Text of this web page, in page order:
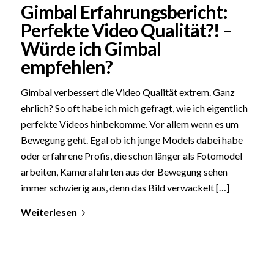
Gimbal Erfahrungsbericht:
Perfekte Video Qualität?! –
Würde ich Gimbal
empfehlen?
Gimbal verbessert die Video Qualität extrem. Ganz
ehrlich? So oft habe ich mich gefragt, wie ich eigentlich
perfekte Videos hinbekomme. Vor allem wenn es um
Bewegung geht. Egal ob ich junge Models dabei habe
oder erfahrene Profis, die schon länger als Fotomodel
arbeiten, Kamerafahrten aus der Bewegung sehen
immer schwierig aus, denn das Bild verwackelt […]
Weiterlesen